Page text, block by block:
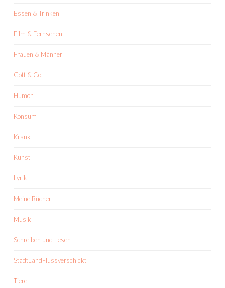
Essen & Trinken
Film & Fernsehen
Frauen & Männer
Gott & Co.
Humor
Konsum
Krank
Kunst
Lyrik
Meine Bücher
Musik
Schreiben und Lesen
StadtLandFlussverschickt
Tiere